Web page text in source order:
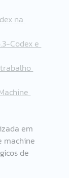
na
Codex e
em
machine
de